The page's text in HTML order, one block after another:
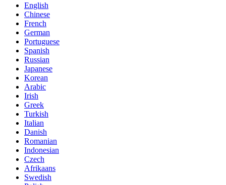
English
Chinese
French
German
Portuguese
Spanish
Russian
Japanese
Korean
Arabic
Irish
Greek
Turkish
Italian
Danish
Romanian
Indonesian
Czech
Afrikaans
Swedish